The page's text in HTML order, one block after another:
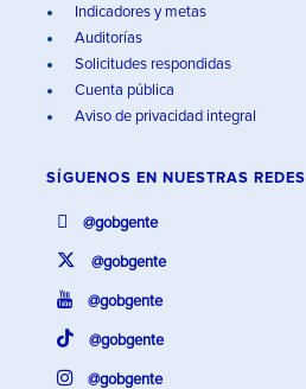
Indicadores y metas
Auditorías
Solicitudes respondidas
Cuenta pública
Aviso de privacidad integral
SÍGUENOS EN NUESTRAS REDES
@gobgente
@gobgente
@gobgente
@gobgente
@gobgente